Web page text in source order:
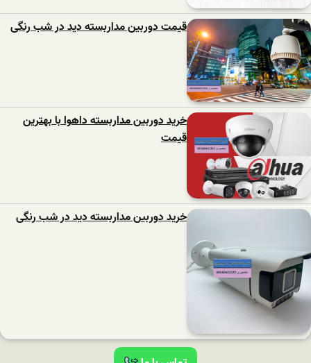
قیمت دوربین مداربسته دید در شب رنگی
خرید دوربین مداربسته داهوا با بهترین
قیمت
خرید دوربین مداربسته دید در شب رنگی